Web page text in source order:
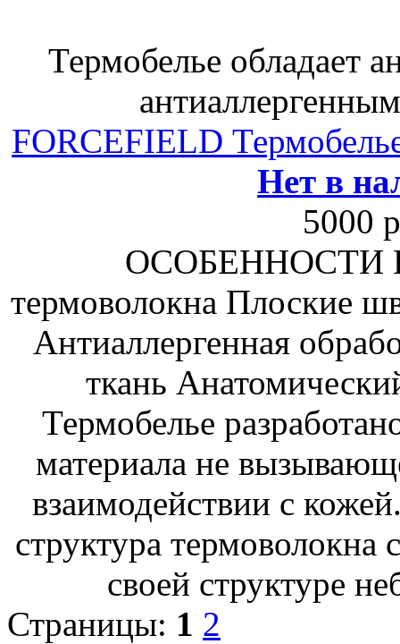
Термобелье обладает
FORCEFIELD
Нет в
5000
ОСОБЕННОСТИ
термоволокна Плоские
Антиаллергенная
ткань
Термобелье
материала не
взаимодействии с
структура термоволокна
своей структуре
Страницы: 1 2